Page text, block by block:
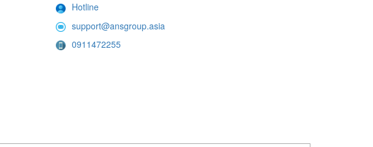
Hotline
support@ansgroup.asia
0911472255